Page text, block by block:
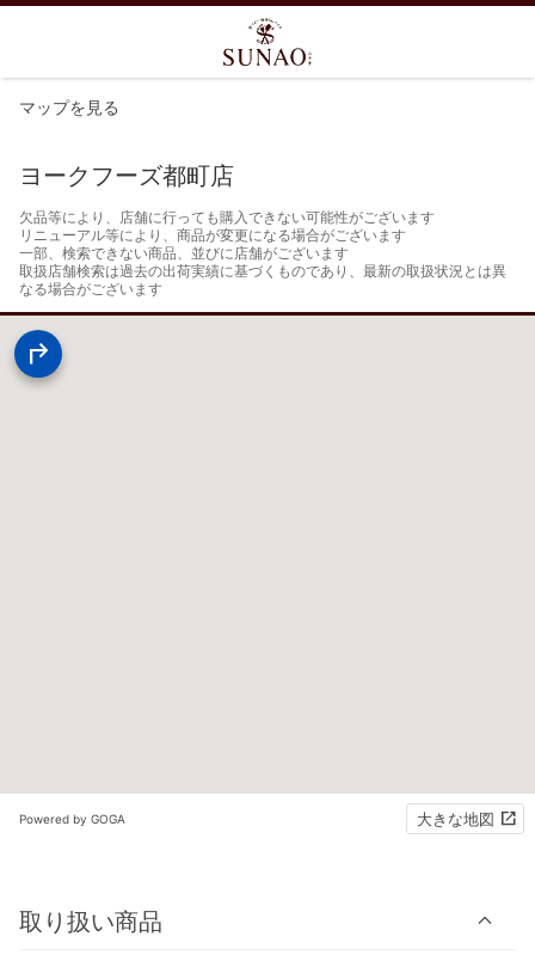
マップを見る
ヨークフーズ都町店
欠品等により、店舗に行っても購入できない可能性がございます
リニューアル等により、商品が変更になる場合がございます
一部、検索できない商品、並びに店舗がございます
取扱店舗検索は過去の出荷実績に基づくものであり、最新の取扱状況とは異
なる場合がございます
Powered by GOGA 大きな地図
取り扱い商品